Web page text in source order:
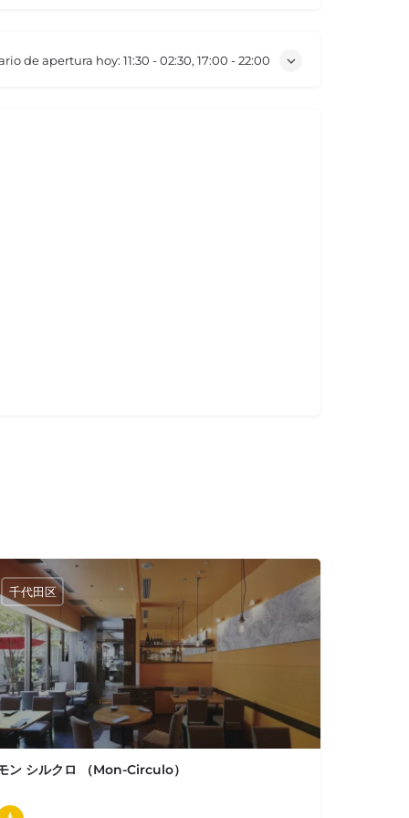
de apertura hoy: 11:30 - 02:30, 17:00 - 22:00
ン シルクロ （Mon-Circulo）
千代田区